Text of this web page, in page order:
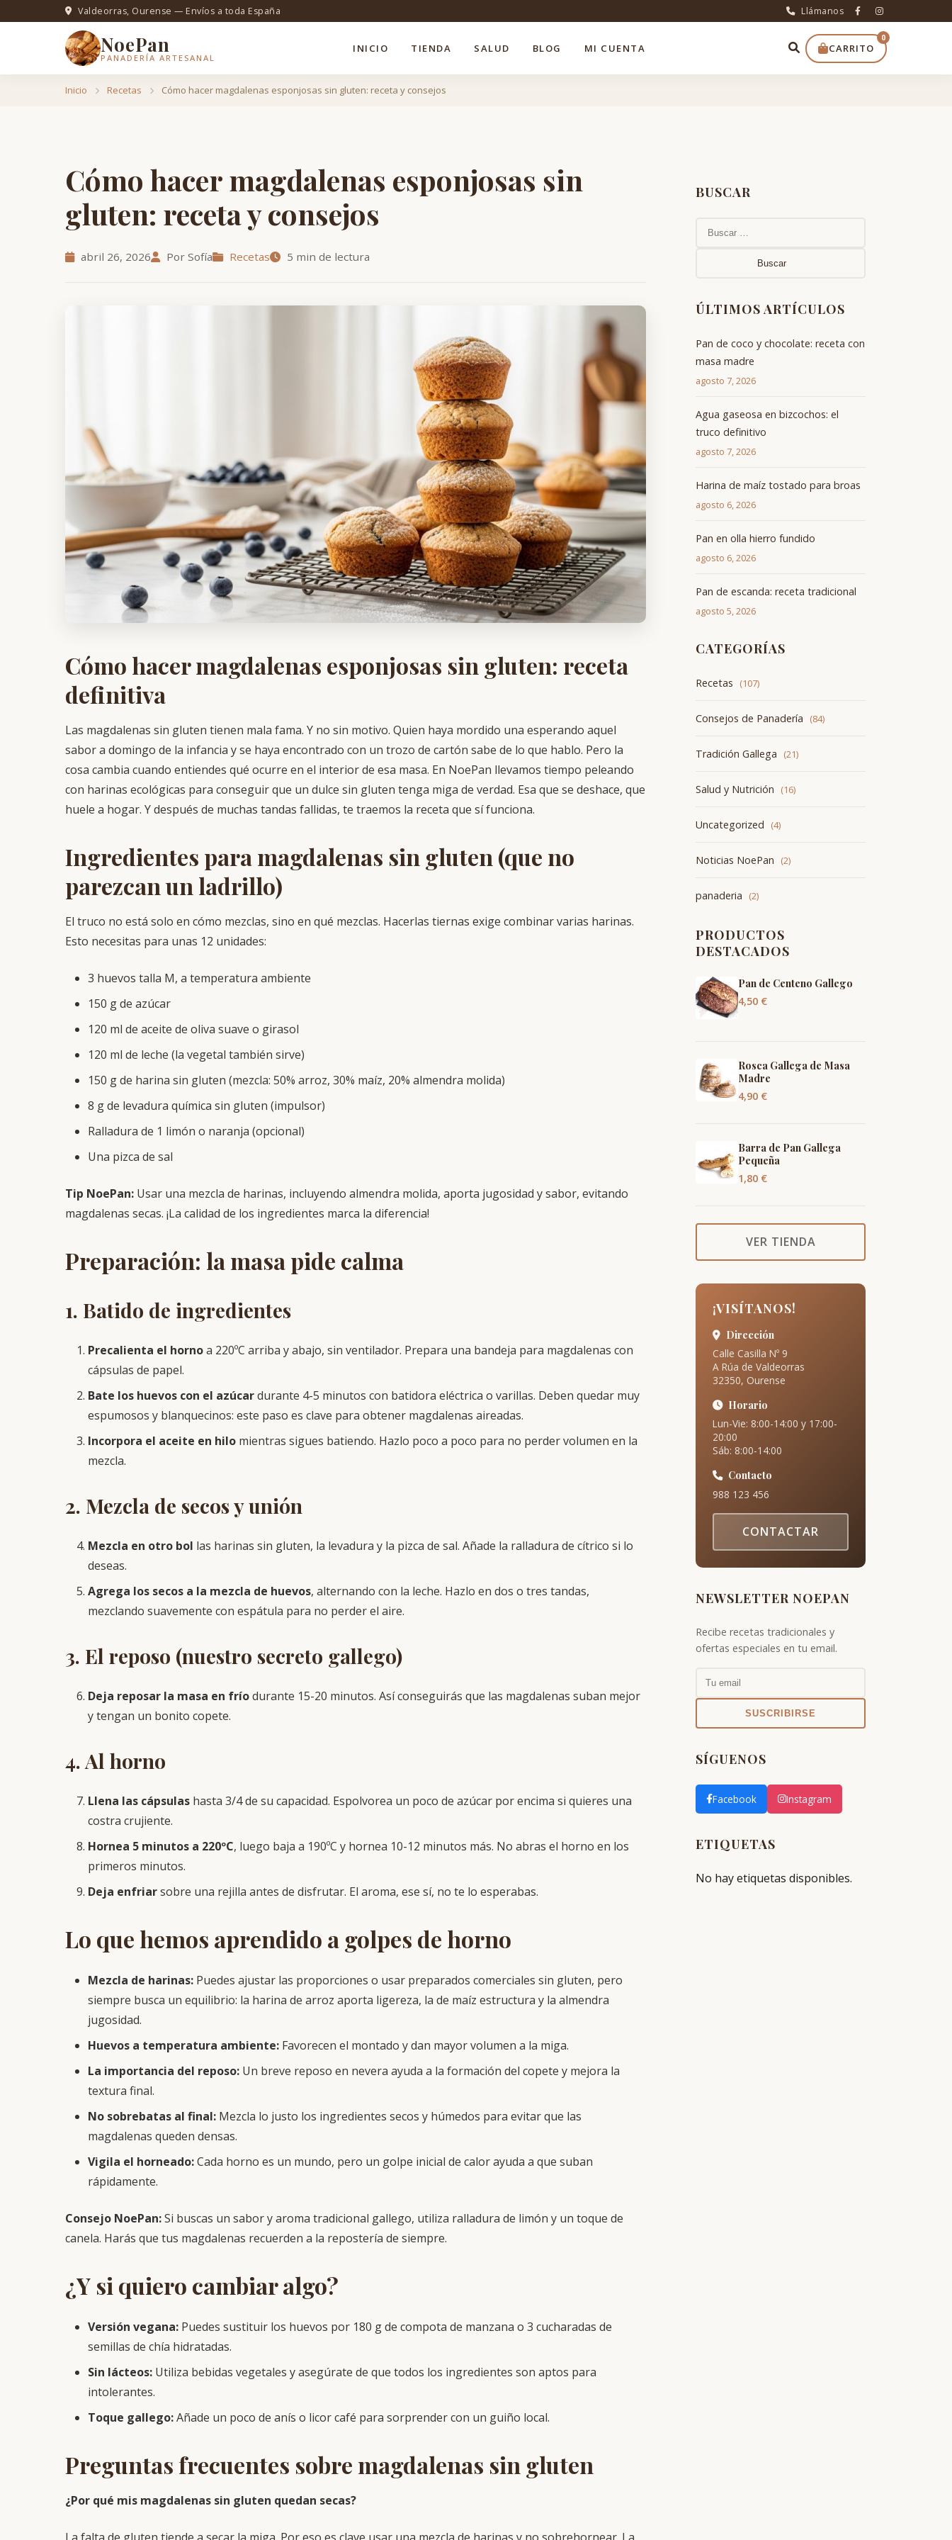
Valdeorras, Ourense — Envíos a toda España Llámanos
NoePan
PANADERÍA ARTESANAL
INICIO TIENDA SALUD BLOG MI CUENTA CARRITO
0
Inicio Recetas Cómo hacer magdalenas esponjosas sin gluten: receta y consejos
Cómo hacer magdalenas esponjosas sin
gluten: receta y consejos
abril 26, 2026 Por Sofía Recetas 5 min de lectura
Cómo hacer magdalenas esponjosas sin gluten: receta
definitiva
Las magdalenas sin gluten tienen mala fama. Y no sin motivo. Quien haya mordido una esperando aquel
sabor a domingo de la infancia y se haya encontrado con un trozo de cartón sabe de lo que hablo. Pero la
cosa cambia cuando entiendes qué ocurre en el interior de esa masa. En NoePan llevamos tiempo peleando
con harinas ecológicas para conseguir que un dulce sin gluten tenga miga de verdad. Esa que se deshace, que
huele a hogar. Y después de muchas tandas fallidas, te traemos la receta que sí funciona.
Ingredientes para magdalenas sin gluten (que no
parezcan un ladrillo)
El truco no está solo en cómo mezclas, sino en qué mezclas. Hacerlas tiernas exige combinar varias harinas.
Esto necesitas para unas 12 unidades:
3 huevos talla M, a temperatura ambiente
150 g de azúcar
120 ml de aceite de oliva suave o girasol
120 ml de leche (la vegetal también sirve)
150 g de harina sin gluten (mezcla: 50% arroz, 30% maíz, 20% almendra molida)
8 g de levadura química sin gluten (impulsor)
Ralladura de 1 limón o naranja (opcional)
Una pizca de sal
Tip NoePan: Usar una mezcla de harinas, incluyendo almendra molida, aporta jugosidad y sabor, evitando
magdalenas secas. ¡La calidad de los ingredientes marca la diferencia!
Preparación: la masa pide calma
1. Batido de ingredientes
Precalienta el hornoa 220ºC arriba y abajo, sin ventilador. Prepara una bandeja para magdalenas con
cápsulas de papel.
Bate los huevos con el azúcardurante 4-5 minutos con batidora eléctrica o varillas. Deben quedar muy
espumosos y blanquecinos: este paso es clave para obtener magdalenas aireadas.
Incorpora el aceite en hilo mientras sigues batiendo. Hazlo poco a poco para no perder volumen en la
mezcla.
2. Mezcla de secos y unión
Mezcla en otro bol las harinas sin gluten, la levadura y la pizca de sal. Añade la ralladura de cítrico si lo
deseas.
Agrega los secos a la mezcla de huevos, alternando con la leche. Hazlo en dos o tres tandas,
mezclando suavemente con espátula para no perder el aire.
3. El reposo (nuestro secreto gallego)
Deja reposar la masa en fríodurante 15-20 minutos. Así conseguirás que las magdalenas suban mejor
y tengan un bonito copete.
4. Al horno
Llena las cápsulas hasta 3/4 de su capacidad. Espolvorea un poco de azúcar por encima si quieres una
costra crujiente.
Hornea 5 minutos a 220ºC, luego baja a 190ºC y hornea 10-12 minutos más. No abras el horno en los
primeros minutos.
Deja enfriarsobre una rejilla antes de disfrutar. El aroma, ese sí, no te lo esperabas.
Lo que hemos aprendido a golpes de horno
Mezcla de harinas: Puedes ajustar las proporciones o usar preparados comerciales sin gluten, pero
siempre busca un equilibrio: la harina de arroz aporta ligereza, la de maíz estructura y la almendra
jugosidad.
Huevos a temperatura ambiente: Favorecen el montado y dan mayor volumen a la miga.
La importancia del reposo: Un breve reposo en nevera ayuda a la formación del copete y mejora la
textura final.
No sobrebatas al final: Mezcla lo justo los ingredientes secos y húmedos para evitar que las
magdalenas queden densas.
Vigila el horneado:Cada horno es un mundo, pero un golpe inicial de calor ayuda a que suban
rápidamente.
Consejo NoePan:Si buscas un sabor y aroma tradicional gallego, utiliza ralladura de limón y un toque de
canela. Harás que tus magdalenas recuerden a la repostería de siempre.
¿Y si quiero cambiar algo?
Versión vegana: Puedes sustituir los huevos por 180 g de compota de manzana o 3 cucharadas de
semillas de chía hidratadas.
Sin lácteos: Utiliza bebidas vegetales y asegúrate de que todos los ingredientes son aptos para
intolerantes.
Toque gallego:Añade un poco de anís o licor café para sorprender con un guiño local.
Preguntas frecuentes sobre magdalenas sin gluten
¿Por qué mis magdalenas sin gluten quedan secas?
BUSCAR
Buscar:
ÚLTIMOS ARTÍCULOS
Pan de coco y chocolate: receta con
masa madre
agosto 7, 2026
Agua gaseosa en bizcochos: el
truco definitivo
agosto 7, 2026
Harina de maíz tostado para broas
agosto 6, 2026
Pan en olla hierro fundido
agosto 6, 2026
Pan de escanda: receta tradicional
agosto 5, 2026
CATEGORÍAS
Recetas (107)
Consejos de Panadería (84)
Tradición Gallega (21)
Salud y Nutrición (16)
Uncategorized (4)
Noticias NoePan (2)
panaderia (2)
PRODUCTOS
DESTACADOS
Pan de Centeno Gallego
4,50 €
Rosca Gallega de Masa
Madre
4,90 €
Barra de Pan Gallega
Pequeña
1,80 €
VER TIENDA
¡VISÍTANOS!
Dirección
Calle Casilla Nº 9
A Rúa de Valdeorras
32350, Ourense
Horario
Lun-Vie: 8:00-14:00 y 17:00-
20:00
Sáb: 8:00-14:00
Contacto
988 123 456
CONTACTAR
NEWSLETTER NOEPAN
Recibe recetas tradicionales y
ofertas especiales en tu email.
SUSCRIBIRSE
SÍGUENOS
Facebook Instagram
ETIQUETAS
No hay etiquetas disponibles.